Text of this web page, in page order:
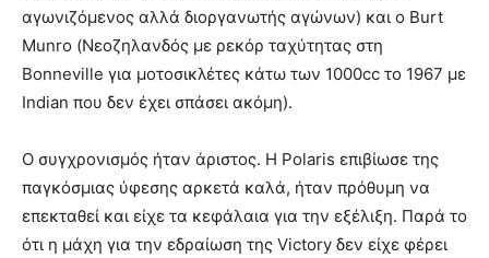
αγωνιζόμενος αλλά διοργανωτής αγώνων) και ο Burt
Munro (Νεοζηλανδός με ρεκόρ ταχύτητας στη
Bonneville για μοτοσικλέτες κάτω των 1000cc το 1967 με
Indian που δεν έχει σπάσει ακόμη).
Ο συγχρονισμός ήταν άριστος. Η Polaris επιβίωσε της
παγκόσμιας ύφεσης αρκετά καλά, ήταν πρόθυμη να
επεκταθεί και είχε τα κεφάλαια για την εξέλιξη. Παρά το
ότι η μάχη για την εδραίωση της Victory δεν είχε φέρει